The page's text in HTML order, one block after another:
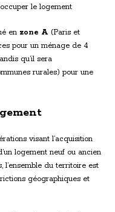
le logement
en zone A (Paris et
pour un ménage de 4
qu’il sera
rurales) pour une
visant l’acquisition
logement neuf ou ancien
l’ensemble du territoire est
géographiques et